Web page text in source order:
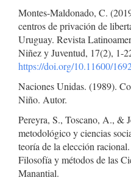
Montes-Maldonado, C.
centros de privación de
Uruguay. Revista
Niñez y Juventud, 17(2), 1-
https://doi.org/10.11600/
Naciones Unidas. (1989).
Niño. Autor.
Pereyra, S., Toscano, A., &
metodológico y ciencias
teoría de la elección
Filosofía y métodos de las
Manantial.